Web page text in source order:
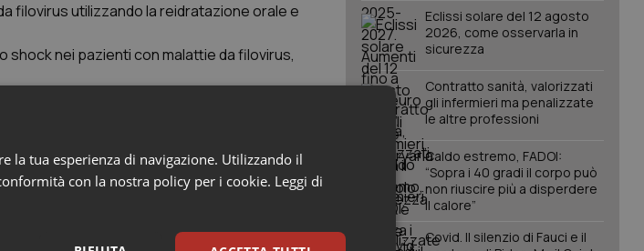
filovirus utilizzando la reidratazione orale e
shock nei pazienti con malattie da filovirus,
concomitanti, inclusa la sepsi batterica;
filovirus per promuovere il benessere e
precoce, il rinvio rapido e il trattamento di
Il trattamento di supporto ottimizzato può
Eclissi solare del 12 agosto
2026, come osservarla in
sicurezza
Contratto sanità, valorizzati
gli infermieri ma penalizzate
le altre professioni
Caldo estremo, FADOI:
“Sopra i 40 gradi il corpo può
non riuscire più a disperdere
il calore”
Covid. Il silenzio di Fauci e il
la tua esperienza di navigazione. Utilizzando il
con la nostra policy per i cookie. Leggi di